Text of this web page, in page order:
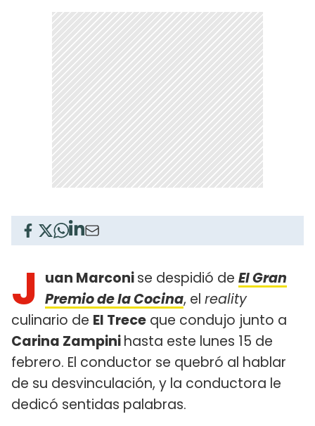
J uan Marconise despidió de El Gran
Premio de la Cocina, el reality
culinario de El Trece que condujo junto a
Carina Zampinihasta este lunes 15 de
febrero. El conductor se quebró al hablar
de su desvinculación, y la conductora le
dedicó sentidas palabras.